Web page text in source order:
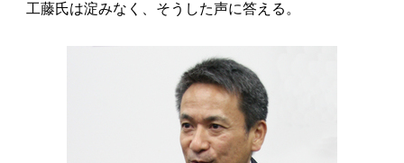
工藤氏は淀みなく、そうした声に答える。